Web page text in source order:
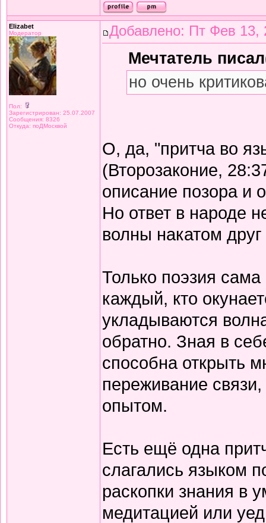
Elizabet
Модератор
Пол:
Зарегистрирован: 25.07.2007
Сообщения: 8326
Откуда: поДМосквой
Добавлено: Пт Фев 13,
Мечтатель
но очень
О, да, "притча во
(Второзаконие,
описание позора и
Но ответ в народе
волны накатом
Только поэзия
каждый, кто
укладываются
обратно. Зная в
способна открыть
переживание связи,
опытом.
Есть ещё одна
слагались языком
раскопки знания в
медитацией или